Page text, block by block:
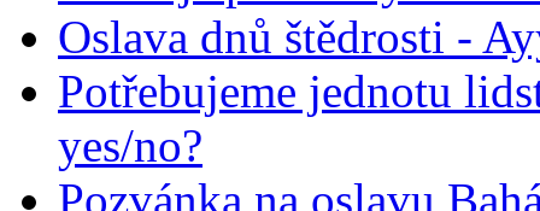
Oslava dnů štědrosti -
Potřebujeme jednotu
yes/no?
Pozvánka na oslavu